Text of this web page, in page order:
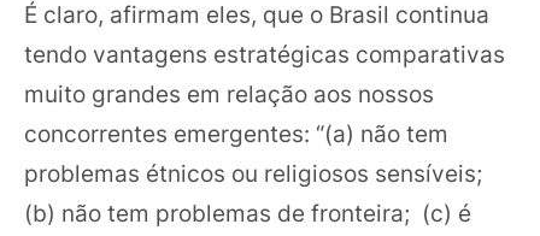
É claro, afirmam eles, que o Brasil continua
tendo vantagens estratégicas comparativas
muito grandes em relação aos nossos
concorrentes emergentes: “(a) não tem
problemas étnicos ou religiosos sensíveis;
(b) não tem problemas de fronteira; (c) é